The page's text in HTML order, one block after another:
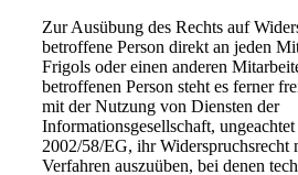
Zur Ausübung des Rechts auf
betroffene Person direkt an jeden
Frigols oder einen anderen
betroffenen Person steht es ferner
mit der Nutzung von Diensten der
Informationsgesellschaft,
2002/58/EG, ihr Widerspruchsrecht
Verfahren auszuüben, bei denen